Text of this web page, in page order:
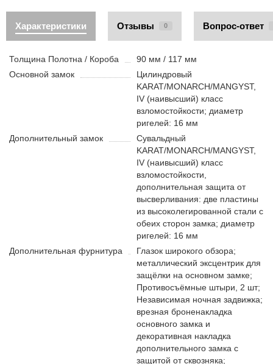
Характеристики Отзывы 0 Вопрос-ответ
Толщина Полотна / Короба
90 мм / 117 мм
Основной замок
Цилиндровый
KARAT/MONARCH/MANGYST,
IV (наивысший) класс
взломостойкости; диаметр
ригелей: 16 мм
Дополнительный замок
Сувальдный
KARAT/MONARCH/MANGYST,
IV (наивысший) класс
взломостойкости,
дополнительная защита от
высверливания: две пластины
из высоколегированной стали с
обеих сторон замка; диаметр
ригелей: 16 мм
Дополнительная фурнитура
Глазок широкого обзора;
металлический эксцентрик для
защёлки на основном замке;
Противосъёмные штыри, 2 шт;
Независимая ночная задвижка;
врезная броненакладка
основного замка и
декоративная накладка
дополнительного замка с
защитой от сквозняка;